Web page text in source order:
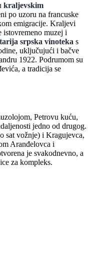
kraljevskim
po uzoru na francuske
emigracije. Kraljevi
istovremeno muzej i
srpska vinoteka s
uključujući i bačve
1922. Podrumom su
a tradicija se
Petrovu kuću,
jedno od drugog.
sat vožnje) i Kragujevca,
Aranđelovca i
je svakodnevno, a
za kompleks.